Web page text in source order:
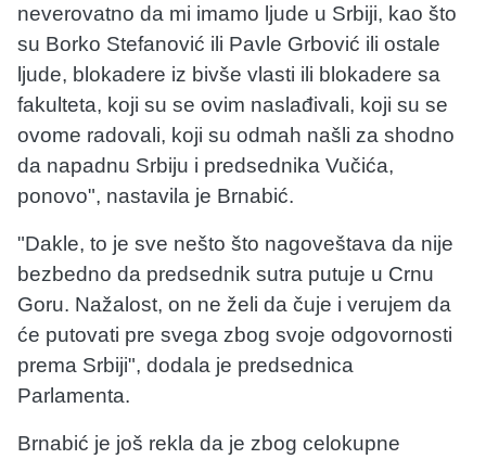
neverovatno da mi imamo ljude u Srbiji, kao što
su Borko Stefanović ili Pavle Grbović ili ostale
ljude, blokadere iz bivše vlasti ili blokadere sa
fakulteta, koji su se ovim naslađivali, koji su se
ovome radovali, koji su odmah našli za shodno
da napadnu Srbiju i predsednika Vučića,
ponovo", nastavila je Brnabić.
"Dakle, to je sve nešto što nagoveštava da nije
bezbedno da predsednik sutra putuje u Crnu
Goru. Nažalost, on ne želi da čuje i verujem da
će putovati pre svega zbog svoje odgovornosti
prema Srbiji", dodala je predsednica
Parlamenta.
Brnabić je još rekla da je zbog celokupne